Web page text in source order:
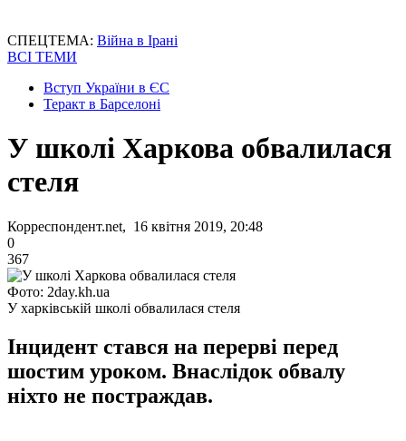
СПЕЦТЕМА: Війна в Ірані
ВСІ ТЕМИ
Вступ України в ЄС
Теракт в Барселоні
У школі Харкова обвалилася
стеля
Корреспондент.net, 16 квітня 2019, 20:48
0
367
Фото: 2day.kh.ua
У харківській школі обвалилася стеля
Інцидент стався на перерві перед
шостим уроком. Внаслідок обвалу
ніхто не постраждав.